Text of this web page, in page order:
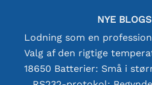
NYE BLOGS